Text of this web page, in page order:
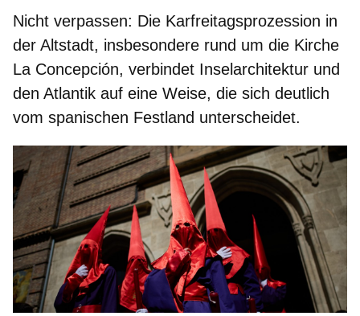
Nicht verpassen: Die Karfreitagsprozession in
der Altstadt, insbesondere rund um die Kirche
La Concepción, verbindet Inselarchitektur und
den Atlantik auf eine Weise, die sich deutlich
vom spanischen Festland unterscheidet.